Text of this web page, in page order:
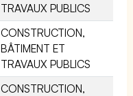
TRAVAUX PUBLICS
CONSTRUCTION,
BÂTIMENT ET
TRAVAUX PUBLICS
CONSTRUCTION,